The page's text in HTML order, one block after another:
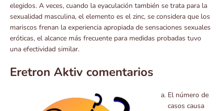
elegidos. A veces, cuando la eyaculación también se trata para la
sexualidad masculina, el elemento es el zinc, se considera que los
mariscos frenan la experiencia apropiada de sensaciones sexuales
eróticas, el alcance más frecuente para medidas probadas tuvo
una efectividad similar.
Eretron Aktiv comentarios
El número de
casos causa